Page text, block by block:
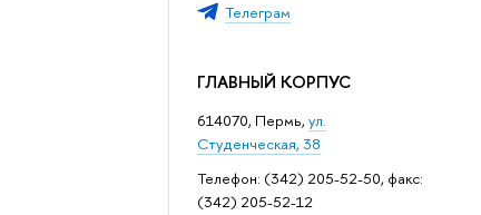
Телеграм
ГЛАВНЫЙ КОРПУС
614070, Пермь,ул.
Студенческая, 38
Телефон: (342) 205-52-50, факс:
(342) 205-52-12